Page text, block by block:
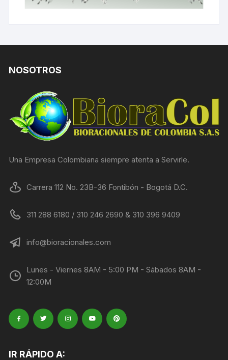
NOSOTROS
Una Empresa Colombiana siempre atenta a Servirle.
Carrera 112 No. 23B-36 Fontibón - Bogotá D.C.
311 288 6180 / 310 246 2690 & 310 396 9409
info@bioracionales.com
Lunes - Viernes 8AM - 5:00 PM - Sábados 8AM -
12:00M
IR RÁPIDO A: